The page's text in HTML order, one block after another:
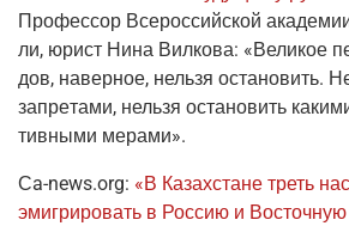
Про­фес­сор Все­рос­сий­ской
ли, юрист Нина Вил­ко­ва: «Вели­кое
дов, навер­ное, нель­зя оста­но­вить.
запре­та­ми, нель­зя оста­но­вить
тив­ны­ми мерами».
Сa-news.org: «В Казах­стане треть
эми­гри­ро­вать в Рос­сию и